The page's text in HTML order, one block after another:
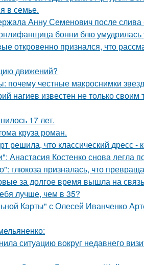
в семье.
Анну Семенович после
бонни блю умудрилась
откровенно признался, что
движений?
почему честные макроснимки
нагиев известен не только
17 лет.
круза роман.
решила, что классический дресс
Анастасия Костенко снова легла
глюкоза призналась, что
за долгое время вышла на
лучше, чем в 35?
Карты" с Олесей Иванченко
ситуацию вокруг недавнего